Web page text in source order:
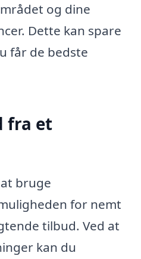
og dine
Dette kan spare
får de bedste
fra et
bruge
for nemt
tilbud. Ved at
kan du